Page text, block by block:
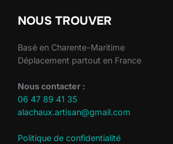
NOUS TROUVER
Basé en Charente-Maritime
Déplacement partout en France
Nous contacter :
06 47 89 41 35
alachaux.artisan@gmail.com
Politique de confidentialité